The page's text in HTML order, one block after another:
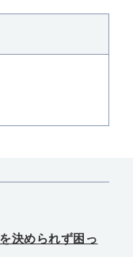
決められず困っ